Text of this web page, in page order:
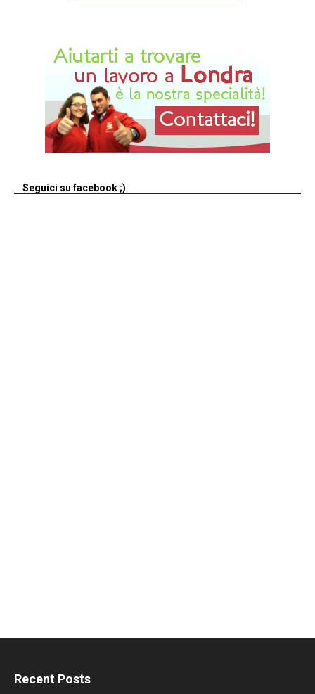
Seguici su facebook ;)
Recent Posts